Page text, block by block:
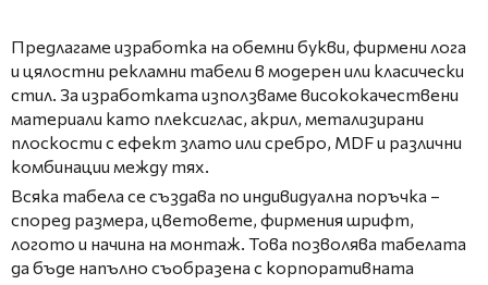
Предлагаме изработка на обемни букви, фирмени лога
и цялостни рекламни табели в модерен или класически
стил. За изработката използваме висококачествени
материали като плексиглас, акрил, метализирани
плоскости с ефект злато или сребро, MDF и различни
комбинации между тях.
Всяка табела се създава по индивидуална поръчка –
според размера, цветовете, фирмения шрифт,
логото и начина на монтаж. Това позволява табелата
да бъде напълно съобразена с корпоративната